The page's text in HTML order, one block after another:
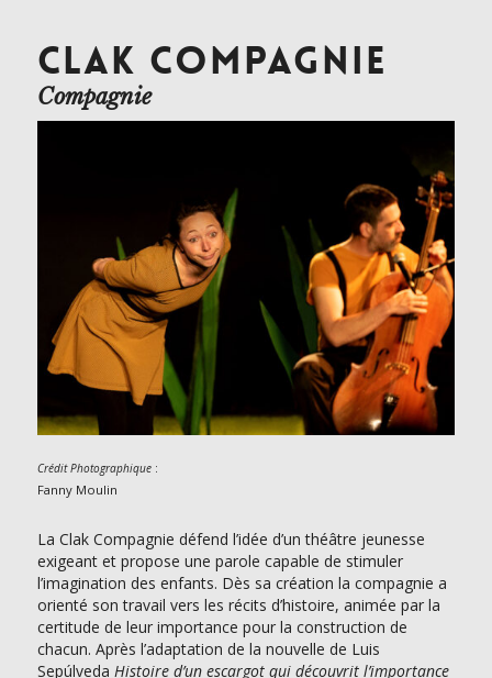
CLAK COMPAGNIE
Compagnie
Crédit Photographique:
Fanny Moulin
La Clak Compagnie défend l’idée d’un théâtre jeunesse
exigeant et propose une parole capable de stimuler
l’imagination des enfants. Dès sa création la compagnie a
orienté son travail vers les récits d’histoire, animée par la
certitude de leur importance pour la construction de
chacun. Après l’adaptation de la nouvelle de Luis
Sepúlveda Histoire d’un escargot qui découvrit l’importance